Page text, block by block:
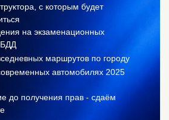
с которым будет
на экзаменационных
маршрутов по городу
автомобилях 2025
до получения прав - сдаём